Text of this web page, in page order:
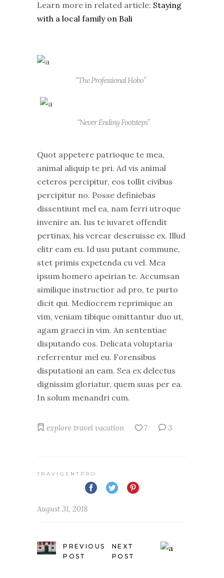
Learn more in related article: Staying
with a local family on Bali
“The Professional Hobo”
“Never Ending Footsteps”
Quot appetere patrioque te mea,
animal aliquip te pri. Ad vis animal
ceteros percipitur, eos tollit civibus
percipitur no. Posse definiebas
dissentiunt mel ea, nam ferri utroque
invenire an. Ius te iuvaret offendit
pertinax, his verear deseruisse ex. Illud
elitr eam eu. Id usu putant commune,
stet primis expetenda cu vel. Mea
ipsum homero apeirian te. Accumsan
similique instructior ad pro, te purto
dicit qui. Mediocrem reprimique an
vim, veniam tibique omittantur duo ut,
agam graeci in vim. An sententiae
disputando eos. Delicata voluptaria
referrentur mel eu. Forensibus
disputationi an eam. Sea ex delectus
dignissim gloriatur, quem suas per ea.
In solum menandri cum.
explore travel vacation 7 3
TRAVIGENTPRO
August 31, 2018
PREVIOUS
POST
NEXT
POST